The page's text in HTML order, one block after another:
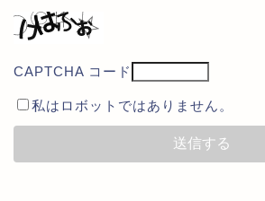
CAPTCHA コード
私はロボットではありません。